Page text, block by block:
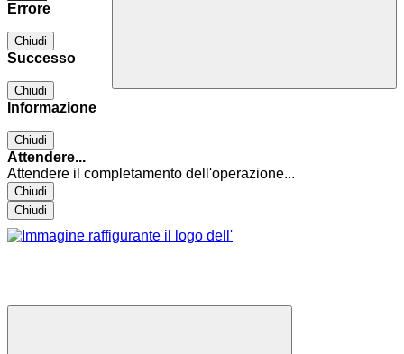
Errore
Chiudi
Successo
Chiudi
Informazione
Chiudi
Attendere...
Attendere il completamento dell'operazione...
Chiudi
Chiudi